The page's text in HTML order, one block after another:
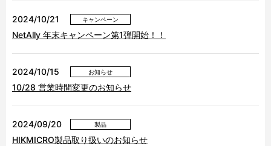
2024/10/21 キャンペーン
NetAlly 年末キャンペーン第1弾開始！！
2024/10/15 お知らせ
10/28 営業時間変更のお知らせ
2024/09/20 製品
HIKMICRO製品取り扱いのお知らせ